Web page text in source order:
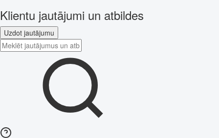
Klientu jautājumi un atbildes
Uzdot jautājumu